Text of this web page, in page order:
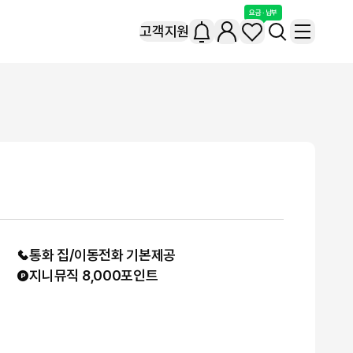
고객지원
요금 · 납부
통화 집/이동전화기본제공
지니뮤직 8,000포인트